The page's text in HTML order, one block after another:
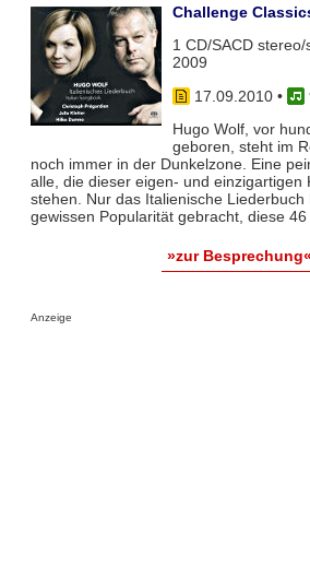
Challenge
1 CD/SACD
2009
17.09.2010•
Hugo Wolf, vor
geboren, steht im
noch immer in der Dunkelzone. Eine
alle, die dieser eigen- und einzigartigen
stehen. Nur das Italienische Liederbuch
gewissen Popularität gebracht, diese 46
»zur Besprechung«
Anzeige